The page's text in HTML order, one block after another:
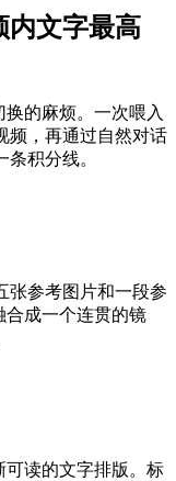
内文字最高
换的麻烦。一次喂入
频，再通过自然对话
积分线。
张参考图片和一段参
合成一个连贯的镜
可读的文字排版。标